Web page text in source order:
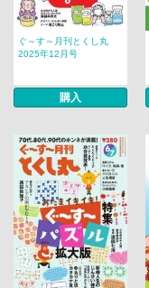
ぐ～す～月刊とくし丸
2025年12月号
購入